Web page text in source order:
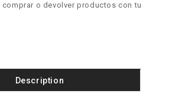
o devolver productos con tu
Description